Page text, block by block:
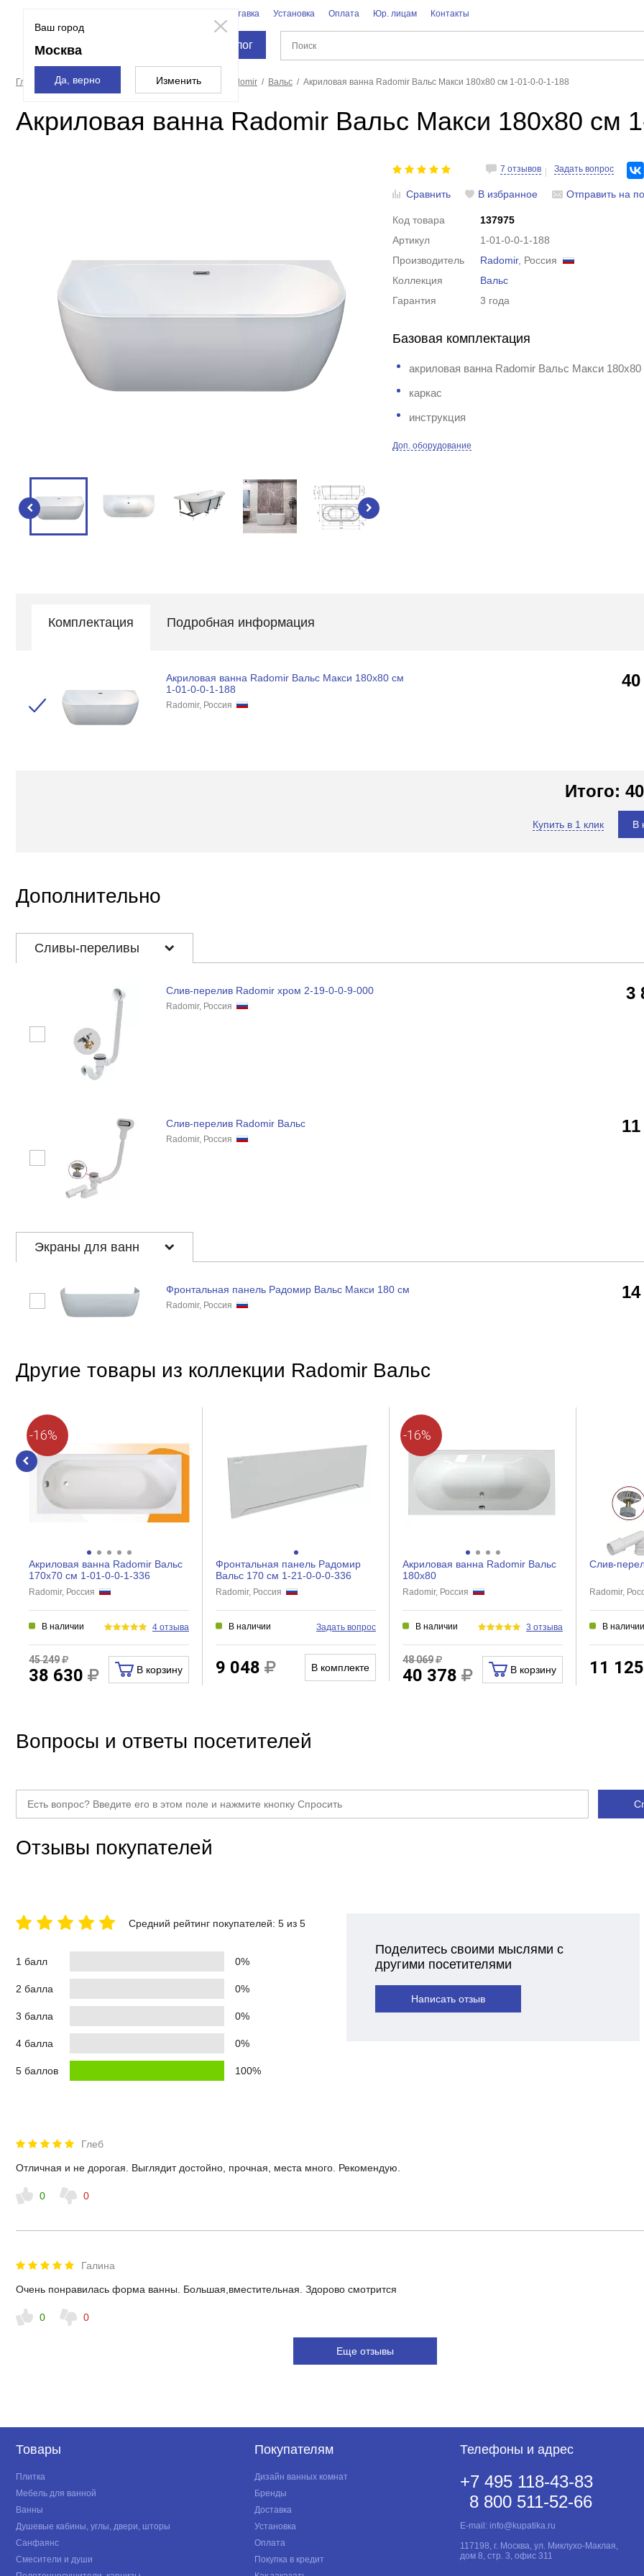
Ваш город
Москва
Да, верно Изменить
Доставка Установка Оплата Юр. лицам Контакты
Каталог
Главная страница Акриловые ванны Radomir Вальс Акриловая ванна Radomir Вальс Макси 180х80 см 1-01-0-0-1-188
Акриловая ванна Radomir Вальс Макси 180х80 см
7 отзывов Задать вопрос
Сравнить В избранное Отправить на
Код товара
137975
Артикул
1-01-0-0-1-188
Производитель
Radomir, Россия
Коллекция
Вальс
Гарантия
3 года
Базовая комплектация
акриловая ванна Radomir Вальс Макси
каркас
инструкция
Доп. оборудование
Комплектация Подробная информация
Акриловая ванна Radomir Вальс Макси 180х80 см
1-01-0-0-1-188
Radomir, Россия
Итого:
Купить в 1 клик В
Дополнительно
Сливы-переливы
Слив-перелив Radomir хром 2-19-0-0-9-000
Radomir, Россия
3
Слив-перелив Radomir Вальс
Radomir, Россия
Экраны для ванн
Фронтальная панель Радомир Вальс Макси 180 см
Radomir, Россия
Другие товары из коллекции Radomir Вальс
-16%
Акриловая ванна Radomir Вальс
170х70 см 1-01-0-0-1-336
Radomir, Россия
В наличии 4 отзыва
45 249
38 630 В корзину
Фронтальная панель Радомир
Вальс 170 см 1-21-0-0-0-336
Radomir, Россия
В наличии Задать вопрос
9 048 В комплекте
-16%
Акриловая ванна Radomir Вальс
180х80
Radomir, Россия
В наличии 3 отзыва
48 069
40 378 В корзину
Слив-
Radomir,
В наличии
11 125
Вопросы и ответы посетителей
Отзывы покупателей
Средний рейтинг покупателей: 5 из 5
1 балл 0%
2 балла 0%
3 балла 0%
4 балла 0%
5 баллов 100%
Поделитесь своими мыслями с
другими посетителями
Написать отзыв
Глеб
Отличная и не дорогая. Выглядит достойно, прочная, места много. Рекомендую.
0 0
Галина
Очень понравилась форма ванны. Большая,вместительная. Здорово смотрится
0 0
Еще отзывы
Товары
Плитка
Мебель для ванной
Ванны
Душевые кабины, углы, двери, шторы
Санфаянс
Смесители и души
Покупателям
Дизайн ванных комнат
Бренды
Доставка
Установка
Оплата
Покупка в кредит
Телефоны и адрес
+7 495 118-43-83
8 800 511-52-66
E-mail: info@kupatika.ru
117198, г. Москва, ул. Миклухо-Маклая,
дом 8, стр. 3, офис 311